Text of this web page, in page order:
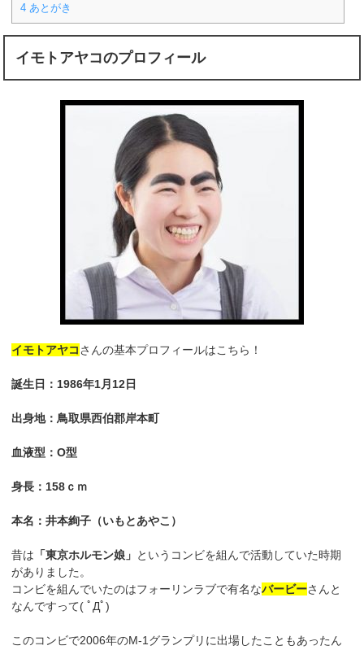
4 あとがき
イモトアヤコのプロフィール
イモトアヤコさんの基本プロフィールはこちら！
誕生日：1986年1月12日
出身地：鳥取県西伯郡岸本町
血液型：O型
身長：158ｃｍ
本名：井本絢子（いもとあやこ）
昔は 「東京ホルモン娘」 というコンビを組んで活動していた時期
がありました。
コンビを組んでいたのはフォーリンラブで有名なバービーさんと
なんですって( ﾟДﾟ)
このコンビで2006年のM-1グランプリに出場したこともあったん